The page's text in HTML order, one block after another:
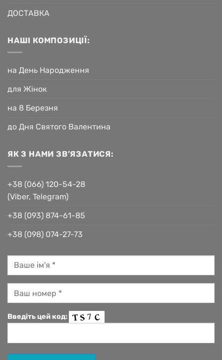
ДОСТАВКА
НАШІ КОМПОЗИЦІЇ:
на День Народження
для Жінок
на 8 Березня
до Дня Святого Валентина
ЯК З НАМИ ЗВ’ЯЗАТИСЯ:
+38 (066) 120-54-28
(Viber, Telegram)
+38 (093) 874-61-85
+38 (098) 074-27-73
Введіть цей код: